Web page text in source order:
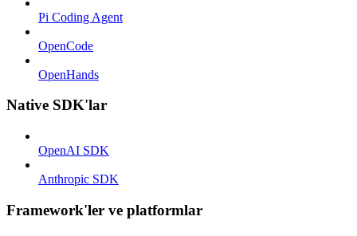
Pi Coding Agent
OpenCode
OpenHands
Native SDK'lar
OpenAI SDK
Anthropic SDK
Framework'ler ve platformlar